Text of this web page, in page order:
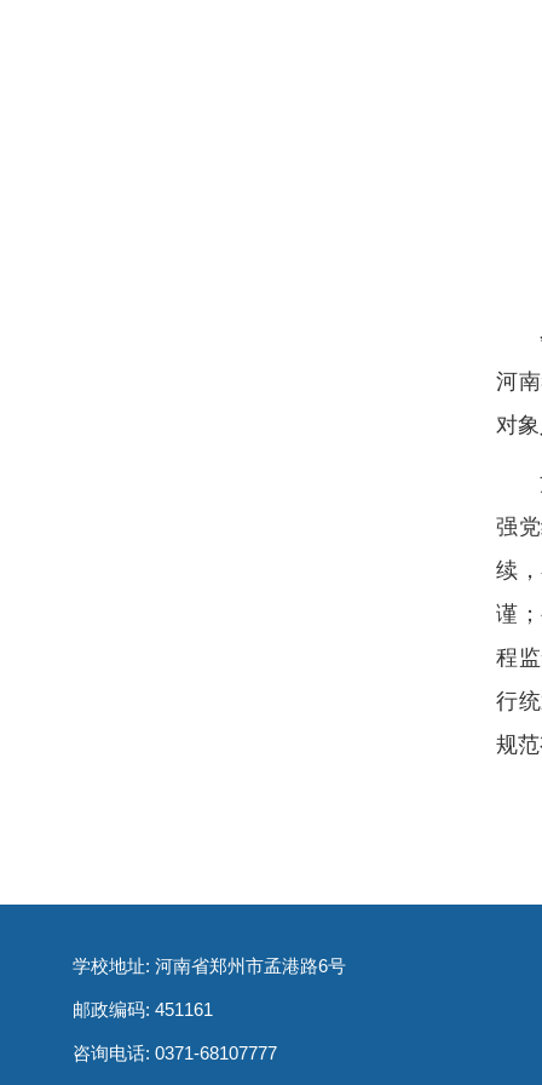
河
对
强
续
谨
程
行
规
学校地址: 河南省郑州市孟港路6号
邮政编码: 451161
咨询电话:0371-68107777